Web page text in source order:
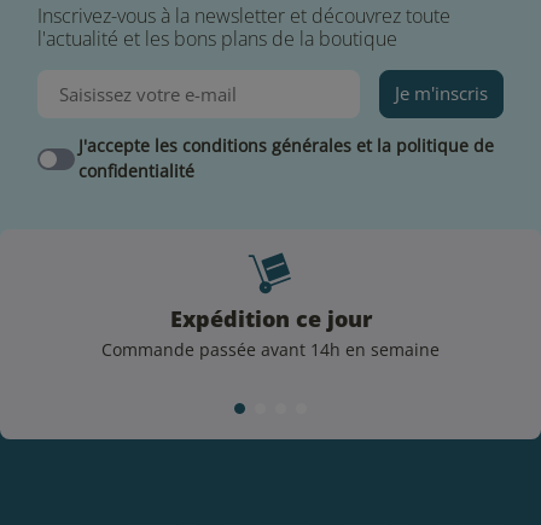
Après avoir effectué votre mélange, nous vous
conseillons de bien secouer votre flacon, puis laissez
reposer votre e-liquide Talok pendant 24 heures avant
Inscrivez-vous à la newsletter et découvrez toute
l'actualité et les bons plans de la boutique
Je m'inscris
J'accepte les conditions générales et la politique de
confidentialité
Expédition ce jour
Commande passée avant 14h en semaine